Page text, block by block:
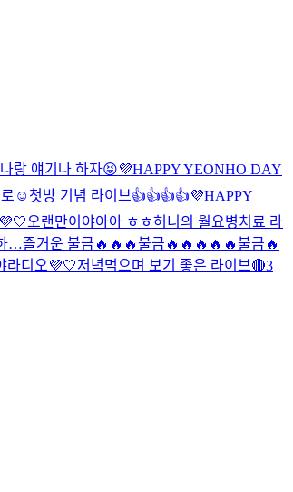
랑 얘기나 하자😝💜HAPPY YEONHO DAY
로☺️ 첫방 기념 라이브👍👍👍👍💜HAPPY
오랜만이야아아 ㅎㅎ허니의 월요병치료 라
…즐거운 불금🔥🔥🔥불금🔥🔥🔥🔥🔥불금🔥
라디오💜🤍저녁먹으며 보기 좋은 라이브🔴3